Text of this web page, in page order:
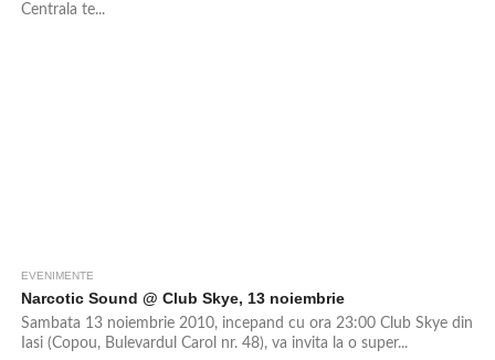
Centrala te...
EVENIMENTE
Narcotic Sound @ Club Skye, 13 noiembrie
Sambata 13 noiembrie 2010, incepand cu ora 23:00 Club Skye din
Iasi (Copou, Bulevardul Carol nr. 48), va invita la o super...